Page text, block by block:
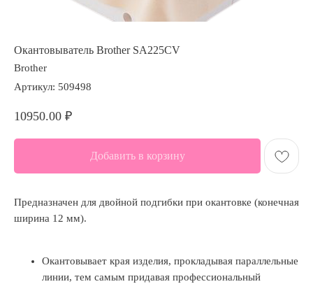
Окантовыватель Brother SA225CV
Brother
Артикул: 509498
10950.00 ₽
Добавить в корзину
Предназначен для двойной подгибки при окантовке (конечная
ширина 12 мм).
Окантовывает края изделия, прокладывая параллельные
линии, тем самым придавая профессиональный